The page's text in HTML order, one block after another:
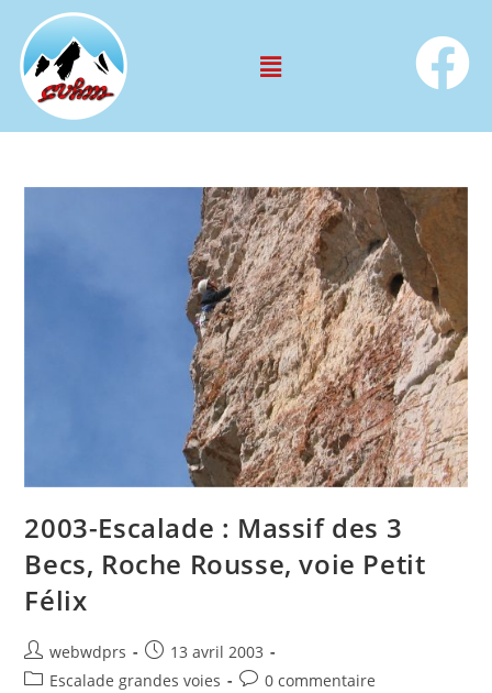
2003-Escalade : Massif des 3
Becs, Roche Rousse, voie Petit
Félix
webwdprs
13 avril 2003
Escalade grandes voies
0 commentaire